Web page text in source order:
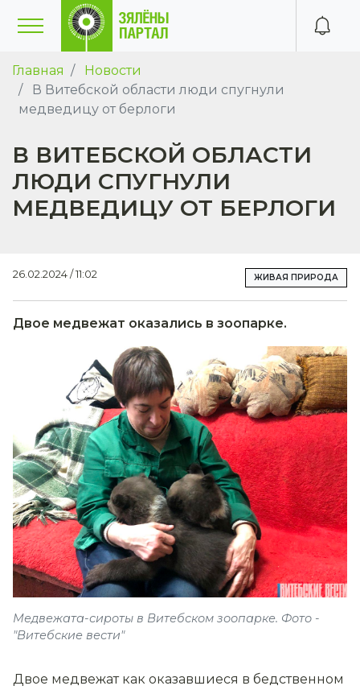
Главная
Новости
В Витебской области люди спугнули
медведицу от берлоги
В ВИТЕБСКОЙ ОБЛАСТИ
ЛЮДИ СПУГНУЛИ
МЕДВЕДИЦУ ОТ БЕРЛОГИ
26.02.2024 / 11:02 ЖИВАЯ ПРИРОДА
Двое медвежат оказались в зоопарке.
Медвежата-сироты в Витебском зоопарке. Фото -
"Витебские вести"
Двое медвежат как оказавшиеся в бедственном